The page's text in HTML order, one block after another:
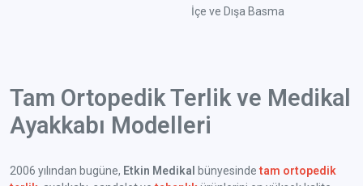
İçe ve Dışa Basma
Tam Ortopedik Terlik ve Medikal
Ayakkabı Modelleri
2006 yılından bugüne, Etkin Medikal bünyesindetam ortopedik